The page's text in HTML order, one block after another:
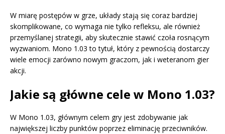
W miarę postępów w grze, układy stają się coraz bardziej
skomplikowane, co wymaga nie tylko refleksu, ale również
przemyślanej strategii, aby skutecznie stawić czoła rosnącym
wyzwaniom. Mono 1.03 to tytuł, który z pewnością dostarczy
wiele emocji zarówno nowym graczom, jak i weteranom gier
akcji.
Jakie są główne cele w Mono 1.03?
W Mono 1.03, głównym celem gry jest zdobywanie jak
największej liczby punktów poprzez eliminację przeciwników.